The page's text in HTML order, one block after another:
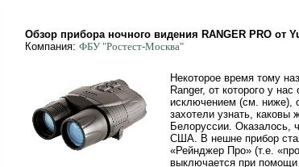
Обзор прибора ночного видения RANGER PRO от
Компания: ФБУ "Ростест-Москва"
Некоторое время тому
Ranger, от которого у
исключением (см. ниже),
захотели узнать, каковы
Белоруссии. Оказалось,
США. В нешне прибор
«Рейнджер Про» (т.е.
выключается при помощи